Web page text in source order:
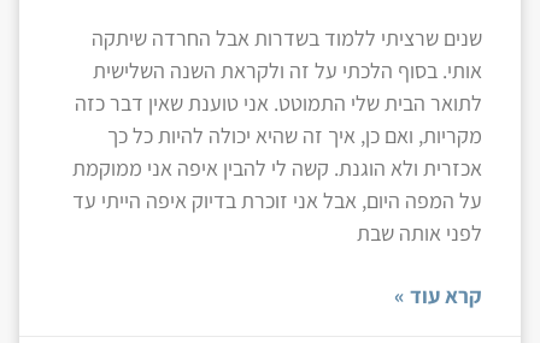
שנים שרציתי ללמוד בשדרות אבל החרדה שיתקה
אותי. בסוף הלכתי על זה ולקראת השנה השלישית
לתואר הבית שלי התמוטט. אני טוענת שאין דבר כזה
מקריות, ואם כן, איך זה שהיא יכולה להיות כל כך
אכזרית ולא הוגנת. קשה לי להבין איפה אני ממוקמת
על המפה היום, אבל אני זוכרת בדיוק איפה הייתי עד
לפני אותה שבת
קרא עוד »